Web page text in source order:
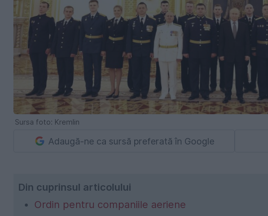
Sursa foto: Kremlin
Adaugă-ne ca sursă preferată în Google
Din cuprinsul articolului
Ordin pentru companiile aeriene